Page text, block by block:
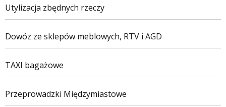
Utylizacja zbędnych rzeczy
Dowóz ze sklepów meblowych, RTV i AGD
TAXI bagażowe
Przeprowadzki Międzymiastowe